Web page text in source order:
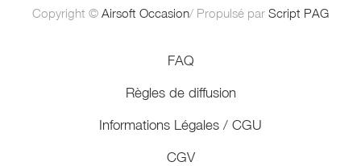
Copyright © Airsoft Occasion/ Propulsé par Script PAG
FAQ
Règles de diffusion
Informations Légales / CGU
CGV